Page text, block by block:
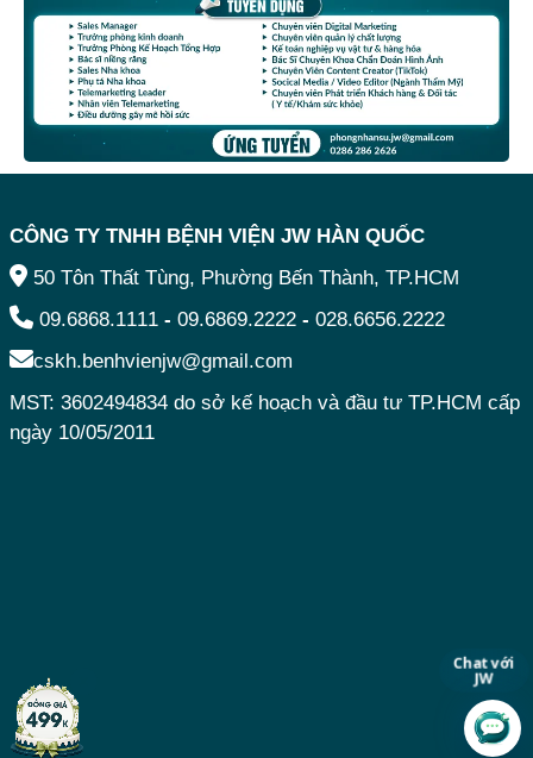
Chat với
JW
CÔNG TY TNHH BỆNH VIỆN JW HÀN QUỐC
50 Tôn Thất Tùng, Phường Bến Thành, TP.HCM
09.6868.1111 - 09.6869.2222 - 028.6656.2222
cskh.benhvienjw@gmail.com
MST: 3602494834 do sở kế hoạch và đầu tư TP.HCM cấp
ngày 10/05/2011